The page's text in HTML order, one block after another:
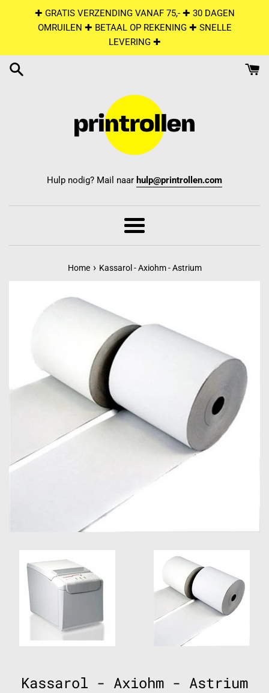
✚ GRATIS VERZENDING VANAF 75,- ✚ 30 DAGEN
OMRUILEN ✚ BETAAL OP REKENING ✚ SNELLE
LEVERING ✚
Hulp nodig? Mail naar hulp@printrollen.com
Menu
Home › Kassarol - Axiohm - Astrium
Kassarol - Axiohm - Astrium